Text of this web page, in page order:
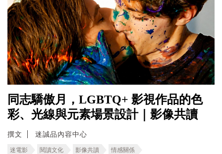
同志驕傲月，LGBTQ+ 影視作品的色
彩、光線與元素場景設計｜影像共讀
撰文 迷誠品內容中心
迷電影 閱讀文化 影像共讀 情感關係